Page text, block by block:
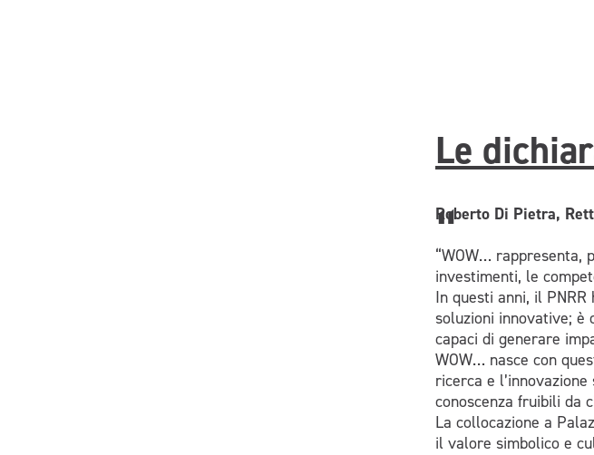
Le
Roberto Di Pietra,
“WOW… rappresenta,
investimenti, le
In questi anni, il
soluzioni innovative;
capaci di generare
WOW… nasce con
ricerca e
conoscenza fruibili da
La collocazione a
il valore simbolico e